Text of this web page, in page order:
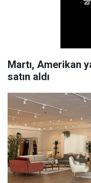
Martı, Amerikan
satın aldı